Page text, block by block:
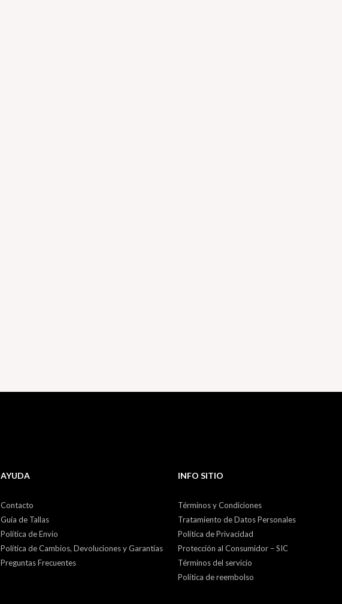
AYUDA
Contacto
Guía de Tallas
Política de Envío
Política de Cambios, Devoluciones y Garantías
Preguntas Frecuentes
INFO SITIO
Términos y Condiciones
Tratamiento de Datos Personales
Política de Privacidad
Protección al Consumidor – SIC
Términos del servicio
Política de reembolso